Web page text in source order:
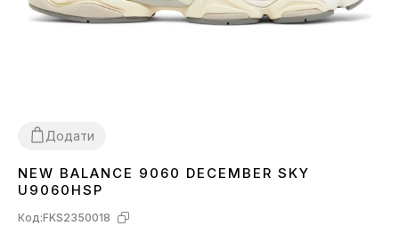
Додати
3637 3839404142
NEW BALANCE 9060 DECEMBER SKY
U9060HSP
Код:FKS2350018